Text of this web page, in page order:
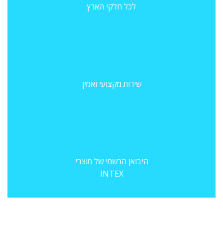
לכל חלקי הארץ
שירות מקצועי ואמין
היבואן הרשמי של מוצרי
INTEX